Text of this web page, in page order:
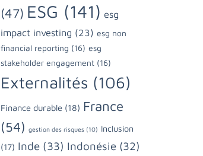
(47) ESG (141) esg
impact investing (23) esg non
financial reporting (16) esg
stakeholder engagement (16)
Externalités (106)
Finance durable (18) France
(54) gestion des risques (10) Inclusion
(17) Inde (33) Indonésie (32)